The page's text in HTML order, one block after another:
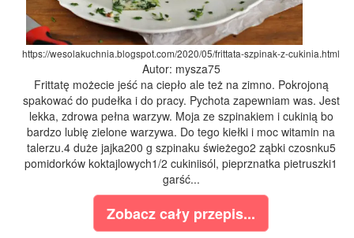
https://wesolakuchnia.blogspot.com/2020/05/frittata-szpinak-z-cukinia.html
Autor: mysza75
Frittatę możecie jeść na ciepło ale też na zimno. Pokrojoną
spakować do pudełka i do pracy. Pychota zapewniam was. Jest
lekka, zdrowa pełna warzyw. Moja ze szpinakiem i cukinią bo
bardzo lubię zielone warzywa. Do tego kiełki i moc witamin na
talerzu.4 duże jajka200 g szpinaku świeżego2 ząbki czosnku5
pomidorków koktajlowych1/2 cukiniisól, pieprznatka pietruszki1
garść...
Zobacz cały przepis...